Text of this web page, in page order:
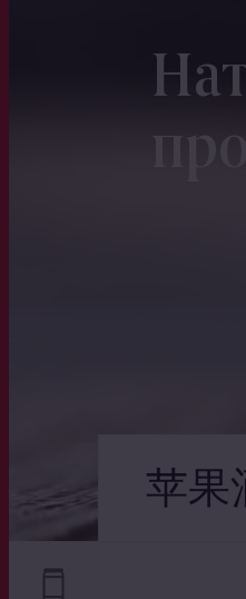
苹果